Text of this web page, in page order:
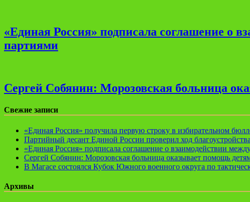
«Единая Россия» подписала соглашение о
партиями
Сергей Собянин: Морозовская больница
Свежие записи
«Единая Россия» получила первую строку в избирательном
Партийный десант Единой России проверил ход
«Единая Россия» подписала соглашение о взаимодействии
Сергей Собянин: Морозовская больница оказывает помощь
В Магасе состоялся Кубок Южного военного округа по
Архивы